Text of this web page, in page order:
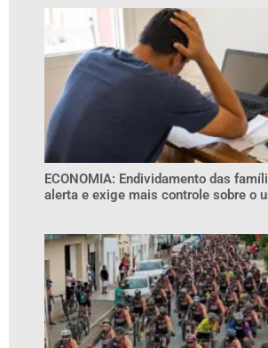
ECONOMIA: Endividamento das
alerta e exige mais controle sobre o